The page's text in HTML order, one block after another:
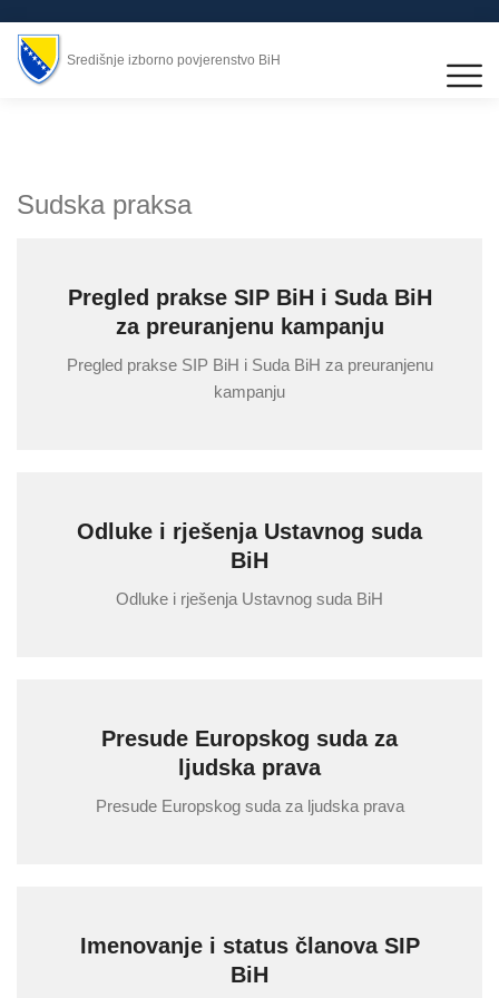
Središnje izborno povjerenstvo BiH
Sudska praksa
Pregled prakse SIP BiH i Suda BiH
za preuranjenu kampanju
Pregled prakse SIP BiH i Suda BiH za preuranjenu
kampanju
Odluke i rješenja Ustavnog suda
BiH
Odluke i rješenja Ustavnog suda BiH
Presude Europskog suda za
ljudska prava
Presude Europskog suda za ljudska prava
Imenovanje i status članova SIP
BiH